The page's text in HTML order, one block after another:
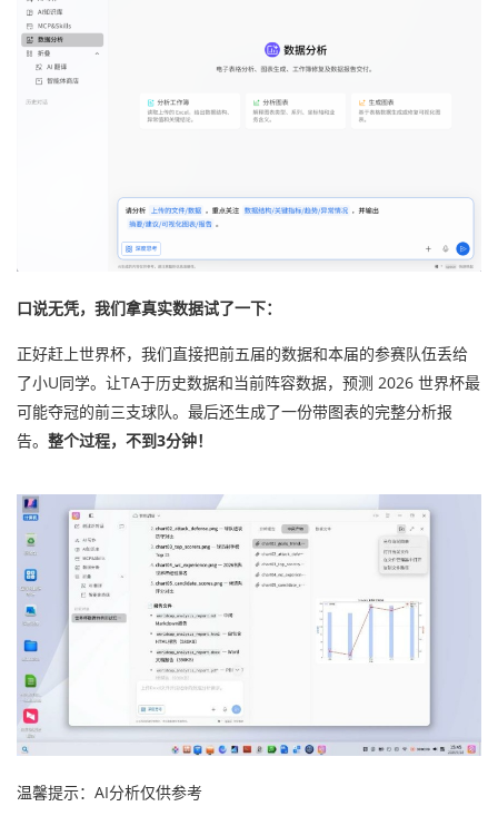
口说无凭，我们拿真实数据试了一下：
正好赶上世界杯，我们直接把前五届的数据和本届的参赛队伍丢给
了小U同学。让TA于历史数据和当前阵容数据，预测 2026 世界杯最
可能夺冠的前三支球队。最后还生成了一份带图表的完整分析报
告。 整个过程，不到3分钟！
温馨提示：AI分析仅供参考